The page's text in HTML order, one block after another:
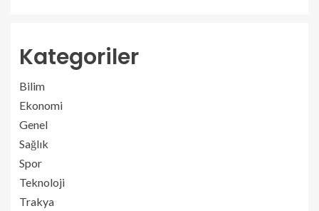
Kategoriler
Bilim
Ekonomi
Genel
Sağlık
Spor
Teknoloji
Trakya